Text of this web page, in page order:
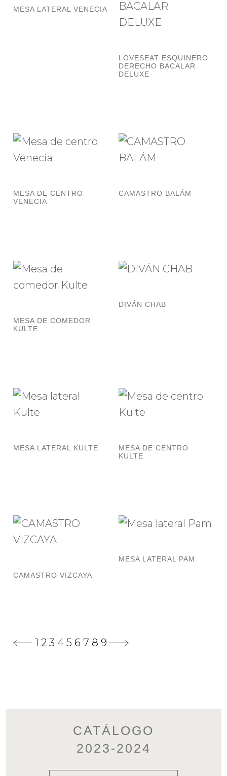
MESA LATERAL VENECIA
LOVESEAT ESQUINERO
DERECHO BACALAR
DELUXE
MESA DE CENTRO
VENECIA
CAMASTRO BALÁM
MESA DE COMEDOR
KULTE
DIVÁN CHAB
MESA LATERAL KULTE
MESA DE CENTRO
KULTE
CAMASTRO VIZCAYA
MESA LATERAL PAM
1 2 3 4 5 6 7 8 9
CATÁLOGO
2023-2024